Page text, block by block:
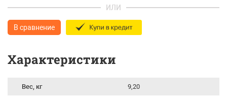
ИЛИ
В сравнение
Характеристики
Вес, кг 9,20